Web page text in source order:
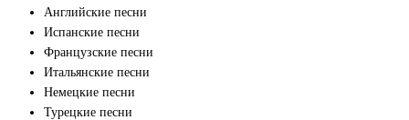
Английские песни
Испанские песни
Французские песни
Итальянские песни
Немецкие песни
Турецкие песни